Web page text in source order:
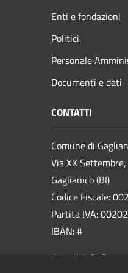
Enti e fondazioni
Politici
Personale
Documenti e dati
CONTATTI
Comune di
Via XX
Gaglianico (BI)
Codice Fiscale:
Partita IVA:
IBAN: #
E-mail: